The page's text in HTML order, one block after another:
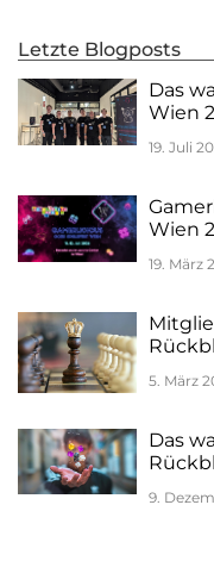
Letzte Blogposts
Das
Wien
19. Juli
Wien
19. März
5. März
Das
9.